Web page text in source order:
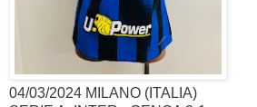
04/03/2024 MILANO (ITALIA)